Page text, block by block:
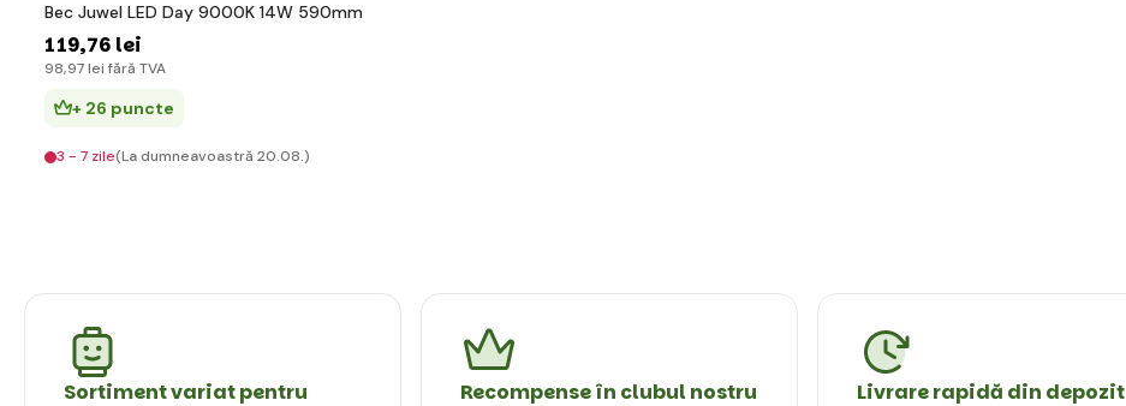
Bec Juwel LED Day 9000K 14W 590mm
119,76 lei
98,97 lei fără TVA
+ 26 puncte
3 - 7 zile(La dumneavoastră 20.08.)
Sortiment variat pentru
Recompense în clubul nostru
Livrare rapidă din depozit